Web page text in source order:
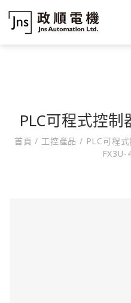
PLC可程式控制
首頁/ 工控產品 / PLC可程
FX3U-